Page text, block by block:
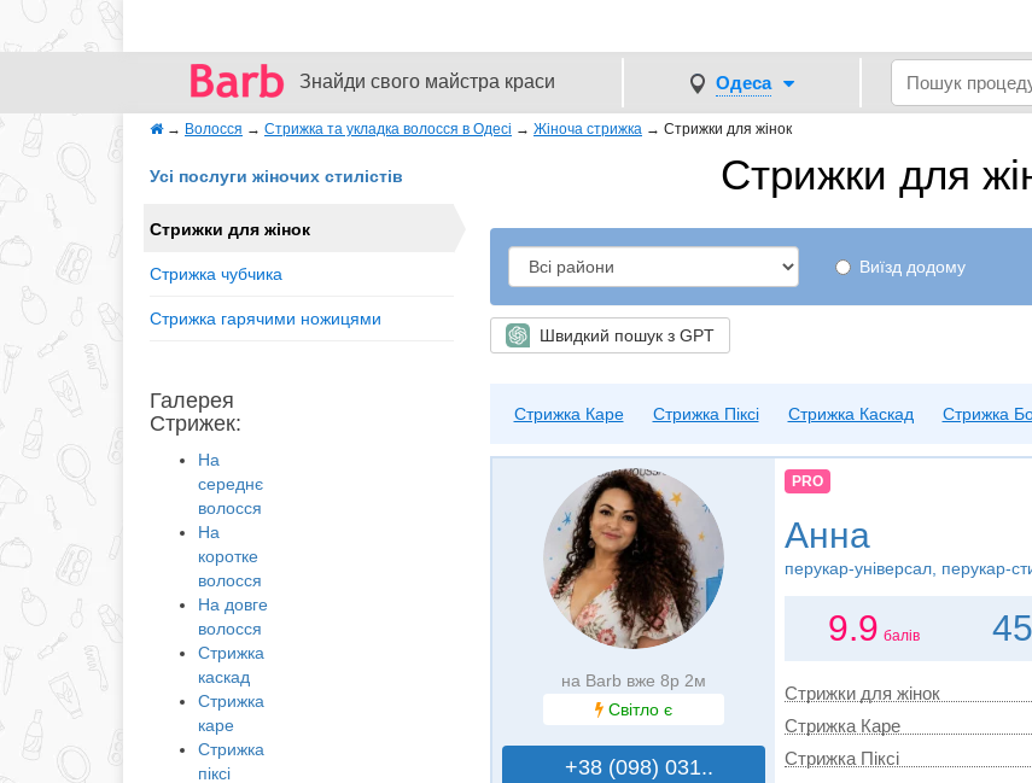
Знайди свого майстра краси Одеса
→ Волосся → Стрижка та укладка волосся в Одесі → Жіноча стрижка → Стрижки для жінок
Стрижки для
Виїзд додому
Швидкий пошук з GPT
Стрижка Каре Стрижка Пiксi Стрижка Каскад Стрижка
Усі послуги жіночих стилістів
Стрижки для жінок
Стрижка чубчика
Стрижка гарячими ножицями
Галерея
Стрижек:
На
середнє
волосся
На
коротке
волосся
На довге
волосся
Стрижка
каскад
Стрижка
каре
Стрижка
піксі
на Barb вже 8р 2м
Світло є
+38 (098) 031..
PRO
Анна
перукар-універсал, перукар-
9.9 балів 45
Стрижки для жінок
Стрижка Каре
Стрижка Пiксi